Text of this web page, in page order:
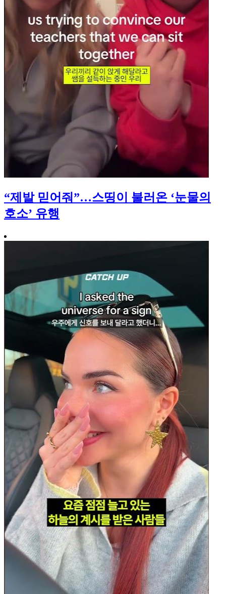
“제발 믿어줘”…스띵이 불러온 ‘눈물의
호소’ 유행